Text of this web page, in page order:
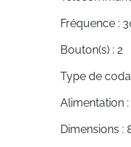
Fréquence :
Bouton(s) : 2
Type de
Alimentation :
Dimensions :